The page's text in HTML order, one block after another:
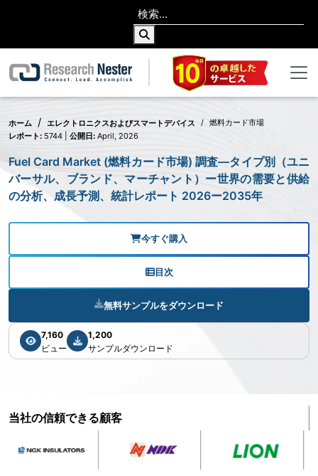
ホーム エレクトロニクスおよびスマートデバイス
燃料カード市場
レポート: 5744 | 公開日: April, 2026
Fuel Card Market (燃料カード市場) 調査―タイプ別（ユニ
バーサル、ブランド、マーチャント）ー世界の需要と供給
の分析、成長予測、統計レポート 2026ー2035年
今すぐ購入
目次
無料サンプルをダウンロード
7,160
ビュー
1,200
サンプルダウンロード
当社の信頼できる顧客